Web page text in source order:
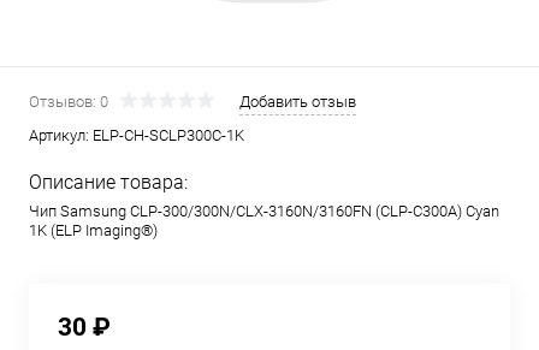
Отзывов: 0
Добавить отзыв
Артикул: ELP-CH-SCLP300C-1K
Описание товара:
Чип Samsung CLP-300/300N/CLX-3160N/3160FN (CLP-C300A) Cyan
1K (ELP Imaging®)
30 ₽